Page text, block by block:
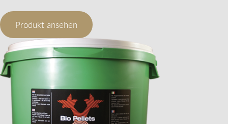
Produkt ansehen